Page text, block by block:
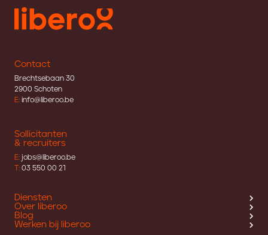
Contact
Brechtsebaan 30
2900 Schoten
E: info@liberoo.be
Sollicitanten
& recruiters
E: jobs@liberoo.be
T: 03 550 00 21
Diensten
Over liberoo
Blog
Werken bij liberoo